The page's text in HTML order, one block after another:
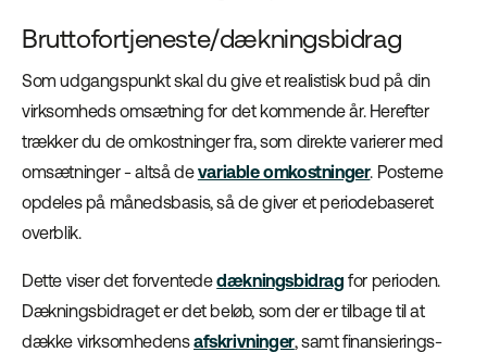
Bruttofortjeneste/dækningsbidrag
Som udgangspunkt skal du give et realistisk bud på din
virksomheds omsætning for det kommende år. Herefter
trækker du de omkostninger fra, som direkte varierer med
omsætninger - altså devariable omkostninger. Posterne
opdeles på månedsbasis, så de giver et periodebaseret
overblik.
Dette viser det forventededækningsbidrag for perioden.
Dækningsbidraget er det beløb, som der er tilbage til at
dække virksomhedensafskrivninger, samt finansierings-